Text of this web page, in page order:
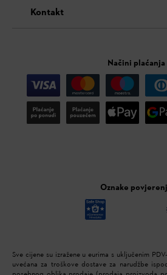
Kontakt
Načini plaćanja
Oznake
Sve cijene su izražene u eurima s uključenim
uvećana za troškove dostave za narudžbe